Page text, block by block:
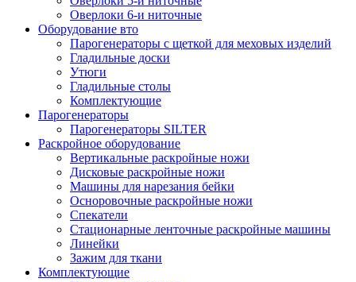
Оверлоки 6-и ниточные
Оборудование вто
Парогенераторы с щеткой для меховых изделий
Гладильные доски
Утюги
Гладильные столы
Комплектующие
Парогенераторы
Парогенераторы SILTER
Раскройное оборудование
Вертикальные раскройные ножи
Дисковые раскройные ножи
Машины для нарезания бейки
Осноровочные раскройные ножи
Спекатели
Стационарные ленточные раскройные машины
Линейки
Зажим для ткани
Комплектующие